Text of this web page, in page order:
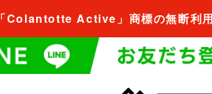
「Colantotte Active」商標の無断利